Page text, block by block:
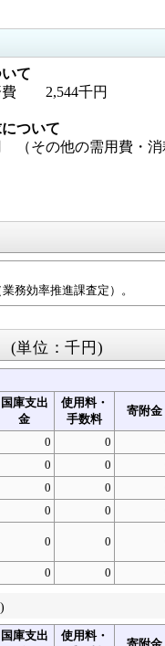
て
費 2,544千円
ついて
の他の需用費・消
務効率推進課査定）。
(単位：千円)
国庫支出
金
使用料・
手数料
寄附金
0 0
0 0
0 0
0 0
0 0
0 0
国庫支出
使用料・